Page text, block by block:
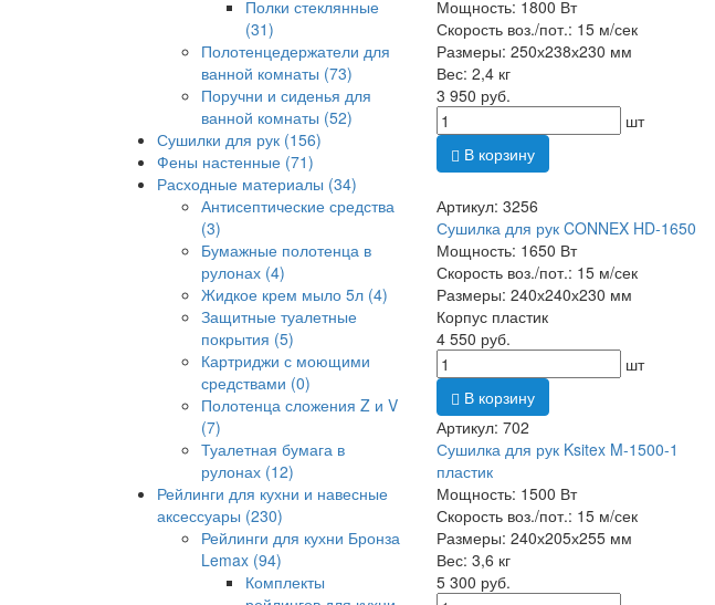
Полки стеклянные
(31)
Полотенцедержатели для
ванной комнаты (73)
Поручни и сиденья для
ванной комнаты (52)
Сушилки для рук (156)
Фены настенные (71)
Расходные материалы (34)
Антисептические средства
(3)
Бумажные полотенца в
рулонах (4)
Жидкое крем мыло 5л (4)
Защитные туалетные
покрытия (5)
Картриджи с моющими
средствами (0)
Полотенца сложения Z и V
(7)
Туалетная бумага в
рулонах (12)
Рейлинги для кухни и навесные
аксессуары (230)
Рейлинги для кухни Бронза
Lemax (94)
Комплекты
Мощность: 1800 Вт
Скорость воз./пот.: 15 м/сек
Размеры: 250х238х230 мм
Вес: 2,4 кг
3 950 руб.
шт
В корзину
Артикул: 3256
Сушилка для рук CONNEX HD-1650
Мощность: 1650 Вт
Скорость воз./пот.: 15 м/сек
Размеры: 240х240х230 мм
Корпус пластик
4 550 руб.
шт
В корзину
Артикул: 702
Сушилка для рук Ksitex M-1500-1
пластик
Мощность: 1500 Вт
Скорость воз./пот.: 15 м/сек
Размеры: 240х205х255 мм
Вес: 3,6 кг
5 300 руб.